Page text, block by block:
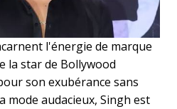
l'énergie de marque
la star de Bollywood
son exubérance sans
mode audacieux, Singh est